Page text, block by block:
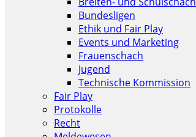
Bundesligen
Ethik und Fair Play
Events und Marketing
Frauenschach
Jugend
Technische Kommission
Fair Play
Protokolle
Recht